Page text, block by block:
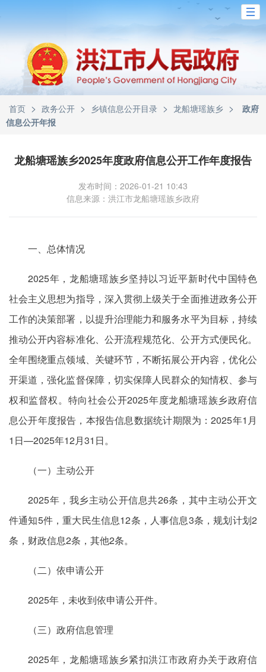
首页 > 政务公开 > 乡镇信息公开目录 > 龙船塘瑶族乡 >
政府
信息公开年报
龙船塘瑶族乡2025年度政府信息公开工作年度报告
发布时间：2026-01-21 10:43
信息来源：洪江市龙船塘瑶族乡政府
一、总体情况
2025年，龙船塘瑶族乡坚持以习近平新时代中国特色
社会主义思想为指导，深入贯彻上级关于全面推进政务公开
工作的决策部署，以提升治理能力和服务水平为目标，持续
推动公开内容标准化、公开流程规范化、公开方式便民化。
全年围绕重点领域、关键环节，不断拓展公开内容，优化公
开渠道，强化监督保障，切实保障人民群众的知情权、参与
权和监督权。特向社会公开2025年度龙船塘瑶族乡政府信
息公开年度报告，本报告信息数据统计期限为：2025年1月
1日—2025年12月31日。
（一）主动公开
2025年，我乡主动公开信息共26条，其中主动公开文
件通知5件，重大民生信息12条，人事信息3条，规划计划2
条，财政信息2条，其他2条。
（二）依申请公开
2025年，未收到依申请公开件。
（三）政府信息管理
2025年，龙船塘瑶族乡紧扣洪江市政府办关于政府信